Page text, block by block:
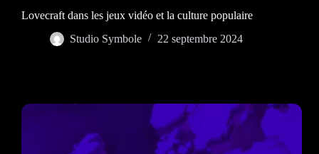
Lovecraft dans les jeux vidéo et la culture populaire
Studio Symbole
22 septembre 2024